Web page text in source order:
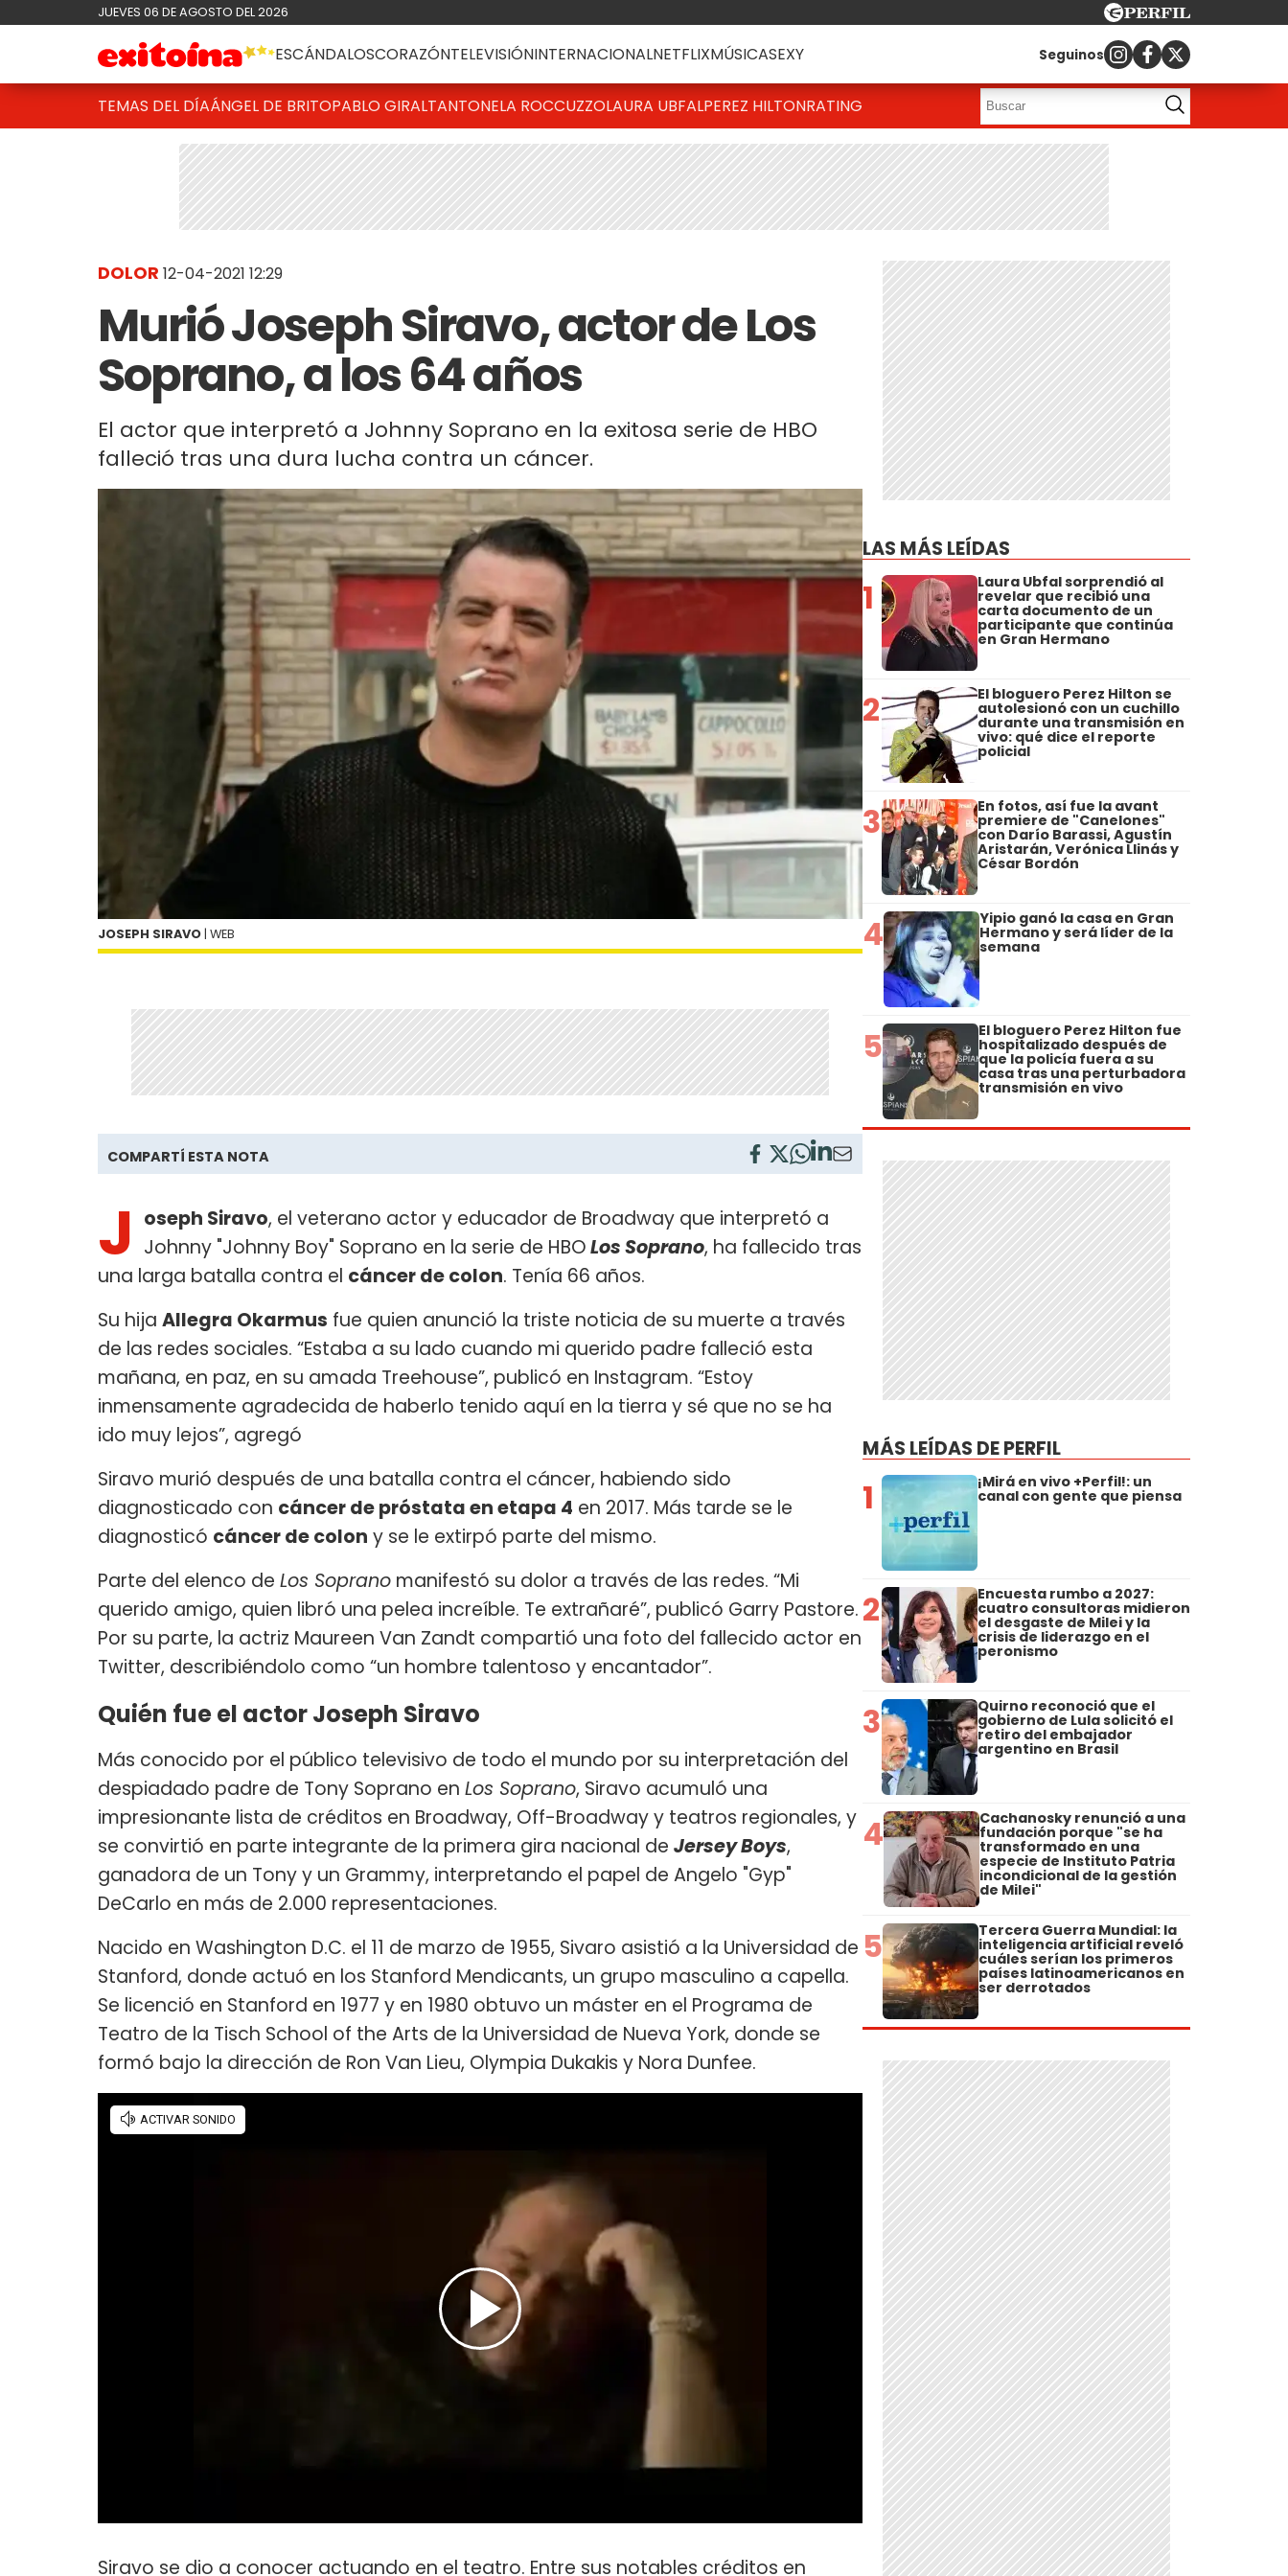
JUEVES 06 DE AGOSTO DEL 2026
ESCÁNDALOSCORAZÓNTELEVISIÓNINTERNACIONALNETFLIXMÚSICASEXY Seguinos
TEMAS DEL DÍAÁNGEL DE BRITOPABLO GIRALTANTONELA ROCCUZZOLAURA UBFALPEREZ HILTONRATING
DOLOR 12-04-2021 12:29
Murió Joseph Siravo, actor de Los
Soprano, a los 64 años
El actor que interpretó a Johnny Soprano en la exitosa serie de HBO
falleció tras una dura lucha contra un cáncer.
JOSEPH SIRAVO | WEB
COMPARTÍ ESTA NOTA
J oseph Siravo, el veterano actor y educador de Broadway que interpretó a
Johnny "Johnny Boy" Soprano en la serie de HBOLos Soprano, ha fallecido tras
una larga batalla contra el cáncer de colon. Tenía 66 años.
Su hija Allegra Okarmus fue quien anunció la triste noticia de su muerte a través
de las redes sociales. “Estaba a su lado cuando mi querido padre falleció esta
mañana, en paz, en su amada Treehouse”, publicó en Instagram. “Estoy
inmensamente agradecida de haberlo tenido aquí en la tierra y sé que no se ha
ido muy lejos”, agregó
Siravo murió después de una batalla contra el cáncer, habiendo sido
diagnosticado con cáncer de próstata en etapa 4 en 2017. Más tarde se le
diagnosticó cáncer de colon y se le extirpó parte del mismo.
Parte del elenco de Los Soprano manifestó su dolor a través de las redes. “Mi
querido amigo, quien libró una pelea increíble. Te extrañaré”, publicó Garry Pastore.
Por su parte, la actriz Maureen Van Zandt compartió una foto del fallecido actor en
Twitter, describiéndolo como “un hombre talentoso y encantador”.
Quién fue el actor Joseph Siravo
Más conocido por el público televisivo de todo el mundo por su interpretación del
despiadado padre de Tony Soprano en Los Soprano, Siravo acumuló una
impresionante lista de créditos en Broadway, Off-Broadway y teatros regionales, y
se convirtió en parte integrante de la primera gira nacional de Jersey Boys,
ganadora de un Tony y un Grammy, interpretando el papel de Angelo "Gyp"
DeCarlo en más de 2.000 representaciones.
Nacido en Washington D.C. el 11 de marzo de 1955, Sivaro asistió a la Universidad de
Stanford, donde actuó en los Stanford Mendicants, un grupo masculino a capella.
Se licenció en Stanford en 1977 y en 1980 obtuvo un máster en el Programa de
Teatro de la Tisch School of the Arts de la Universidad de Nueva York, donde se
formó bajo la dirección de Ron Van Lieu, Olympia Dukakis y Nora Dunfee.
Siravo se dio a conocer actuando en el teatro. Entre sus notables créditos en
LAS MÁS LEÍDAS
1 Laura Ubfal sorprendió al
revelar que recibió una
carta documento de un
participante que continúa
en Gran Hermano
2 El bloguero Perez Hilton se
autolesionó con un cuchillo
durante una transmisión en
vivo: qué dice el reporte
policial
3 En fotos, así fue la avant
premiere de "Canelones"
con Darío Barassi, Agustín
Aristarán, Verónica Llinás y
César Bordón
4 Yipio ganó la casa en Gran
Hermano y será líder de la
semana
5 El bloguero Perez Hilton fue
hospitalizado después de
que la policía fuera a su
casa tras una perturbadora
transmisión en vivo
MÁS LEÍDAS DE PERFIL
1 ¡Mirá en vivo +Perfil!: un
canal con gente que piensa
2 Encuesta rumbo a 2027:
cuatro consultoras midieron
el desgaste de Milei y la
crisis de liderazgo en el
peronismo
3 Quirno reconoció que el
gobierno de Lula solicitó el
retiro del embajador
argentino en Brasil
4 Cachanosky renunció a una
fundación porque "se ha
transformado en una
especie de Instituto Patria
incondicional de la gestión
de Milei"
5 Tercera Guerra Mundial: la
inteligencia artificial reveló
cuáles serían los primeros
países latinoamericanos en
ser derrotados